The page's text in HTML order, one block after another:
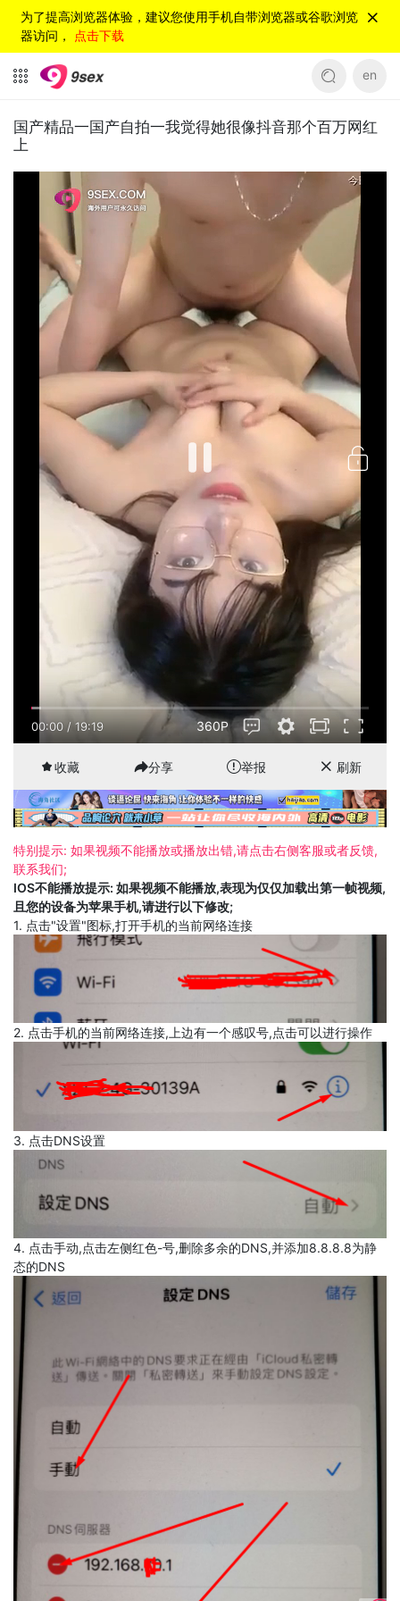
为了提高浏览器体验，建议您使用手机自带浏览器或谷歌浏览
器访问， 点击下载
en
国产精品一国产自拍一我觉得她很像抖音那个百万网红
上
00:00/19:19 360P
收藏 分享 举报 刷新
特别提示: 如果视频不能播放或播放出错,请点击右侧客服或者反馈,
联系我们;
IOS不能播放提示: 如果视频不能播放,表现为仅仅加载出第一帧视频,
且您的设备为苹果手机,请进行以下修改;
1. 点击"设置"图标,打开手机的当前网络连接
2. 点击手机的当前网络连接,上边有一个感叹号,点击可以进行操作
3. 点击DNS设置
4. 点击手动,点击左侧红色-号,删除多余的DNS,并添加8.8.8.8为静
态的DNS